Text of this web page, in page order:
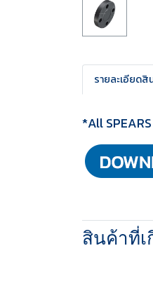
รายละเอียดสิ
*All
สินค้าที่เ